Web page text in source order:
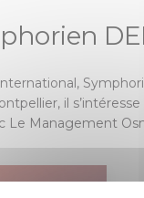
il
Management